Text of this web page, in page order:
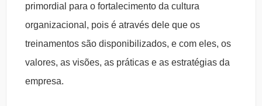
primordial para o fortalecimento da cultura
organizacional, pois é através dele que os
treinamentos são disponibilizados, e com eles, os
valores, as visões, as práticas e as estratégias da
empresa.